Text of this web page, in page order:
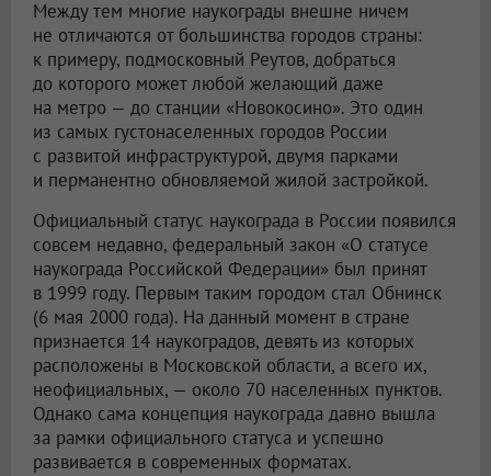
Между тем многие наукограды внешне ничем
не отличаются от большинства городов страны:
к примеру, подмосковный Реутов, добраться
до которого может любой желающий даже
на метро — до станции «Новокосино». Это один
из самых густонаселенных городов России
с развитой инфраструктурой, двумя парками
и перманентно обновляемой жилой застройкой.
Официальный статус наукограда в России появился
совсем недавно, федеральный закон «О статусе
наукограда Российской Федерации» был принят
в 1999 году. Первым таким городом стал Обнинск
(6 мая 2000 года). На данный момент в стране
признается 14 наукоградов, девять из которых
расположены в Московской области, а всего их,
неофициальных, — около 70 населенных пунктов.
Однако сама концепция наукограда давно вышла
за рамки официального статуса и успешно
развивается в современных форматах.